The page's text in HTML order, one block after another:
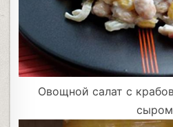
Овощной салат с
сыром